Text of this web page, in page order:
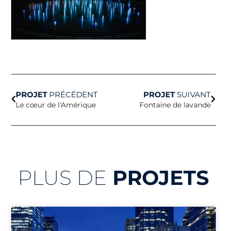
PROJETPRÉCÉDENT
Le cœur de l'Amérique
PROJETSUIVANT
Fontaine de lavande
PLUS DE PROJETS